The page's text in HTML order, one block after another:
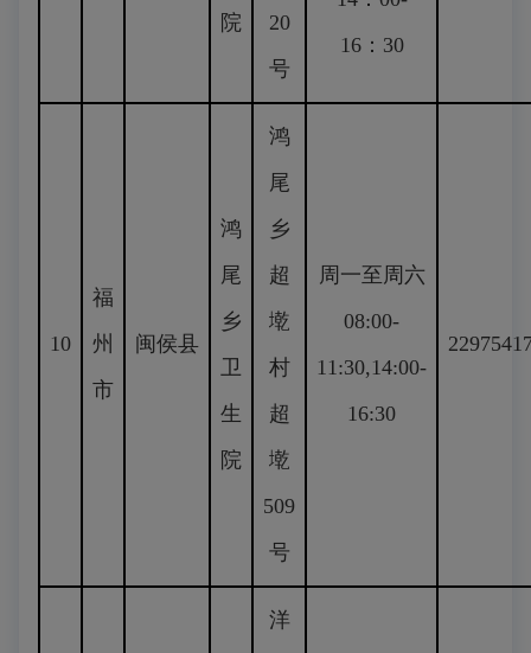
院
20
号
16：30
10
福
州
市
闽侯县
鸿
尾
乡
卫
生
院
鸿
尾
乡
超
墘
村
超
墘
509
号
周一至周六
08:00-
11:30,14:00-
16:30
洋